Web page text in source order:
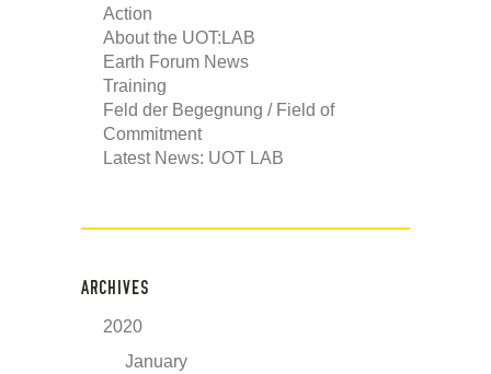
Action
About the UOT:LAB
Earth Forum News
Training
Feld der Begegnung / Field of
Commitment
Latest News: UOT LAB
ARCHIVES
2020
January